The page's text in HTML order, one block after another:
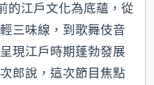
的江戶文化為底蘊，從
三味線，到歌舞伎音
現江戶時期蓬勃發展
郎說，這次節目焦點